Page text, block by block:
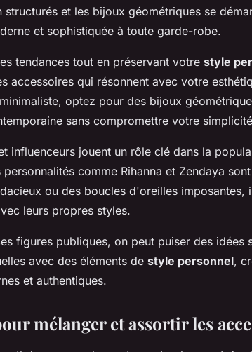
structurés et les bijoux géométriques se
et sophistiquée à toute garde-robe.
tendances tout en préservant votre style
accessoires qui résonnent avec votre
optez pour des bijoux
sans compromettre votre
influenceurs jouent un rôle clé dans la
personnalités comme Rihanna et Zendaya
ou des boucles d'oreilles imposantes,
leurs propres styles.
figures publiques, on peut puiser des idées
avec des éléments de style personnel,
et authentiques.
mélanger et assortir les